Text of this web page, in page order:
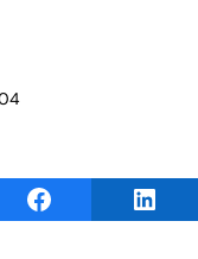
Share on Facebook